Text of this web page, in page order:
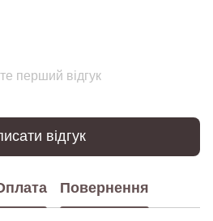
перший відгук
відгук
Повернення